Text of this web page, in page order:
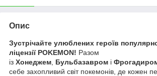
Опис
Зустрічайте улюблених героїв
ліцензії POKEMON! Разом
із Хонеджем Бульбазавром і
себе захопливий світ покемонів, де кожен